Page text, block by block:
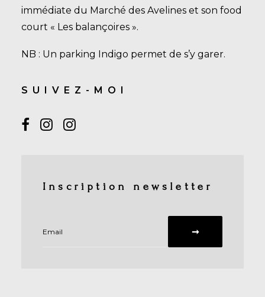
immédiate du Marché des Avelines et son food
court « Les balançoires ».
NB : Un parking Indigo permet de s’y garer.
SUIVEZ-MOI
Inscription newsletter